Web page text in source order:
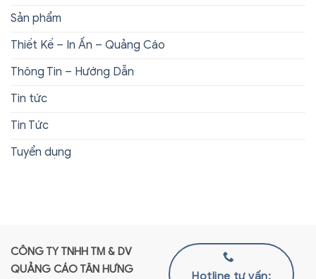
Sản phẩm
Thiết Kế – In Ấn – Quảng Cáo
Thông Tin – Hướng Dẫn
Tin tức
Tin Tức
Tuyển dụng
CÔNG TY TNHH TM & DV
QUẢNG CÁO TÂN HƯNG
Hotline tư vấn: